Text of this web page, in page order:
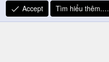
R
S
Accept Tìm hiểu thêm.…